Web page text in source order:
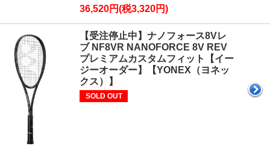
36,520円(税3,320円)
【受注停止中】ナノフォース8Vレ
ブ NF8VR NANOFORCE 8V REV
プレミアムカスタムフィット【イー
ジーオーダー】【YONEX（ヨネッ
クス）】
SOLD OUT